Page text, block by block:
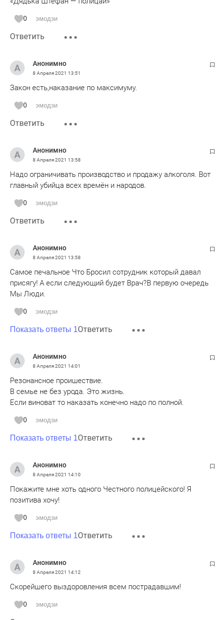
0 эмодзи
Ответить
Анонимно
8 Апреля 2021 13:51
Закон есть,наказание по максимуму.
0 эмодзи
Ответить
Анонимно
8 Апреля 2021 13:58
Надо ограничивать производство и продажу алкоголя. Вот
главный убийца всех времён и народов.
0 эмодзи
Ответить
Анонимно
8 Апреля 2021 13:58
Самое печальное Что Бросил сотрудник который давал
присягу! А если следующий будет Врач?В первую очередь
Мы Люди.
0 эмодзи
Показать ответы 1Ответить
Анонимно
8 Апреля 2021 14:01
Резонансное проишествие.
В семье не без урода. Это жизнь.
Если виноват то наказать конечно надо по полной.
0 эмодзи
Показать ответы 1Ответить
Анонимно
8 Апреля 2021 14:10
Покажите мне хоть одного Честного полицейского! Я
позитива хочу!
0 эмодзи
Показать ответы 1Ответить
Анонимно
8 Апреля 2021 14:12
Скорейшего выздоровления всем пострадавшим!
0 эмодзи